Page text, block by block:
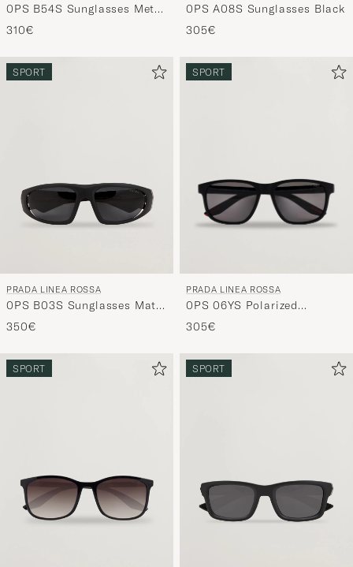
0PS B54S Sunglasses Metal
Grey
310€
0PS A08S Sunglasses Black
305€
SPORT
PRADA LINEA ROSSA
0PS B03S Sunglasses Matte
Black
350€
SPORT
PRADA LINEA ROSSA
0PS 06YS Polarized
Sunglasses Black
305€
SPORT SPORT